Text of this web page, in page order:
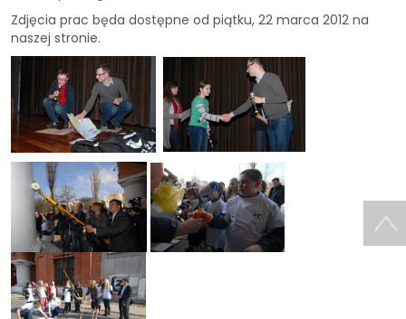
Zdjęcia prac będa dostępne od piątku, 22 marca 2012 na
naszej stronie.